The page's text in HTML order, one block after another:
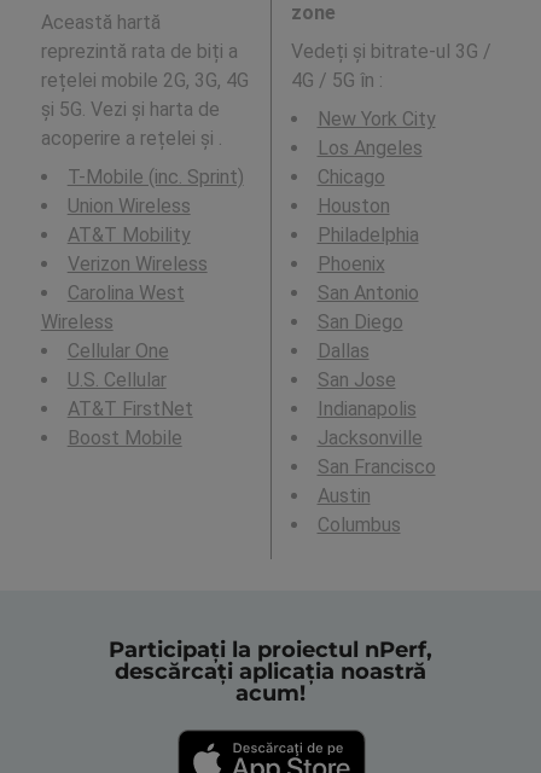
Această hartă
reprezintă rata de biți a
rețelei mobile 2G, 3G, 4G
și 5G. Vezi și harta de
acoperire a rețelei și .
T-Mobile (inc. Sprint)
Union Wireless
AT&T Mobility
Verizon Wireless
Carolina West
Wireless
Cellular One
U.S. Cellular
AT&T FirstNet
Boost Mobile
zone
Vedeți și bitrate-ul 3G /
4G / 5G în :
New York City
Los Angeles
Chicago
Houston
Philadelphia
Phoenix
San Antonio
San Diego
Dallas
San Jose
Indianapolis
Jacksonville
San Francisco
Austin
Columbus
Participați la proiectul nPerf,
descărcați aplicația noastră
acum!